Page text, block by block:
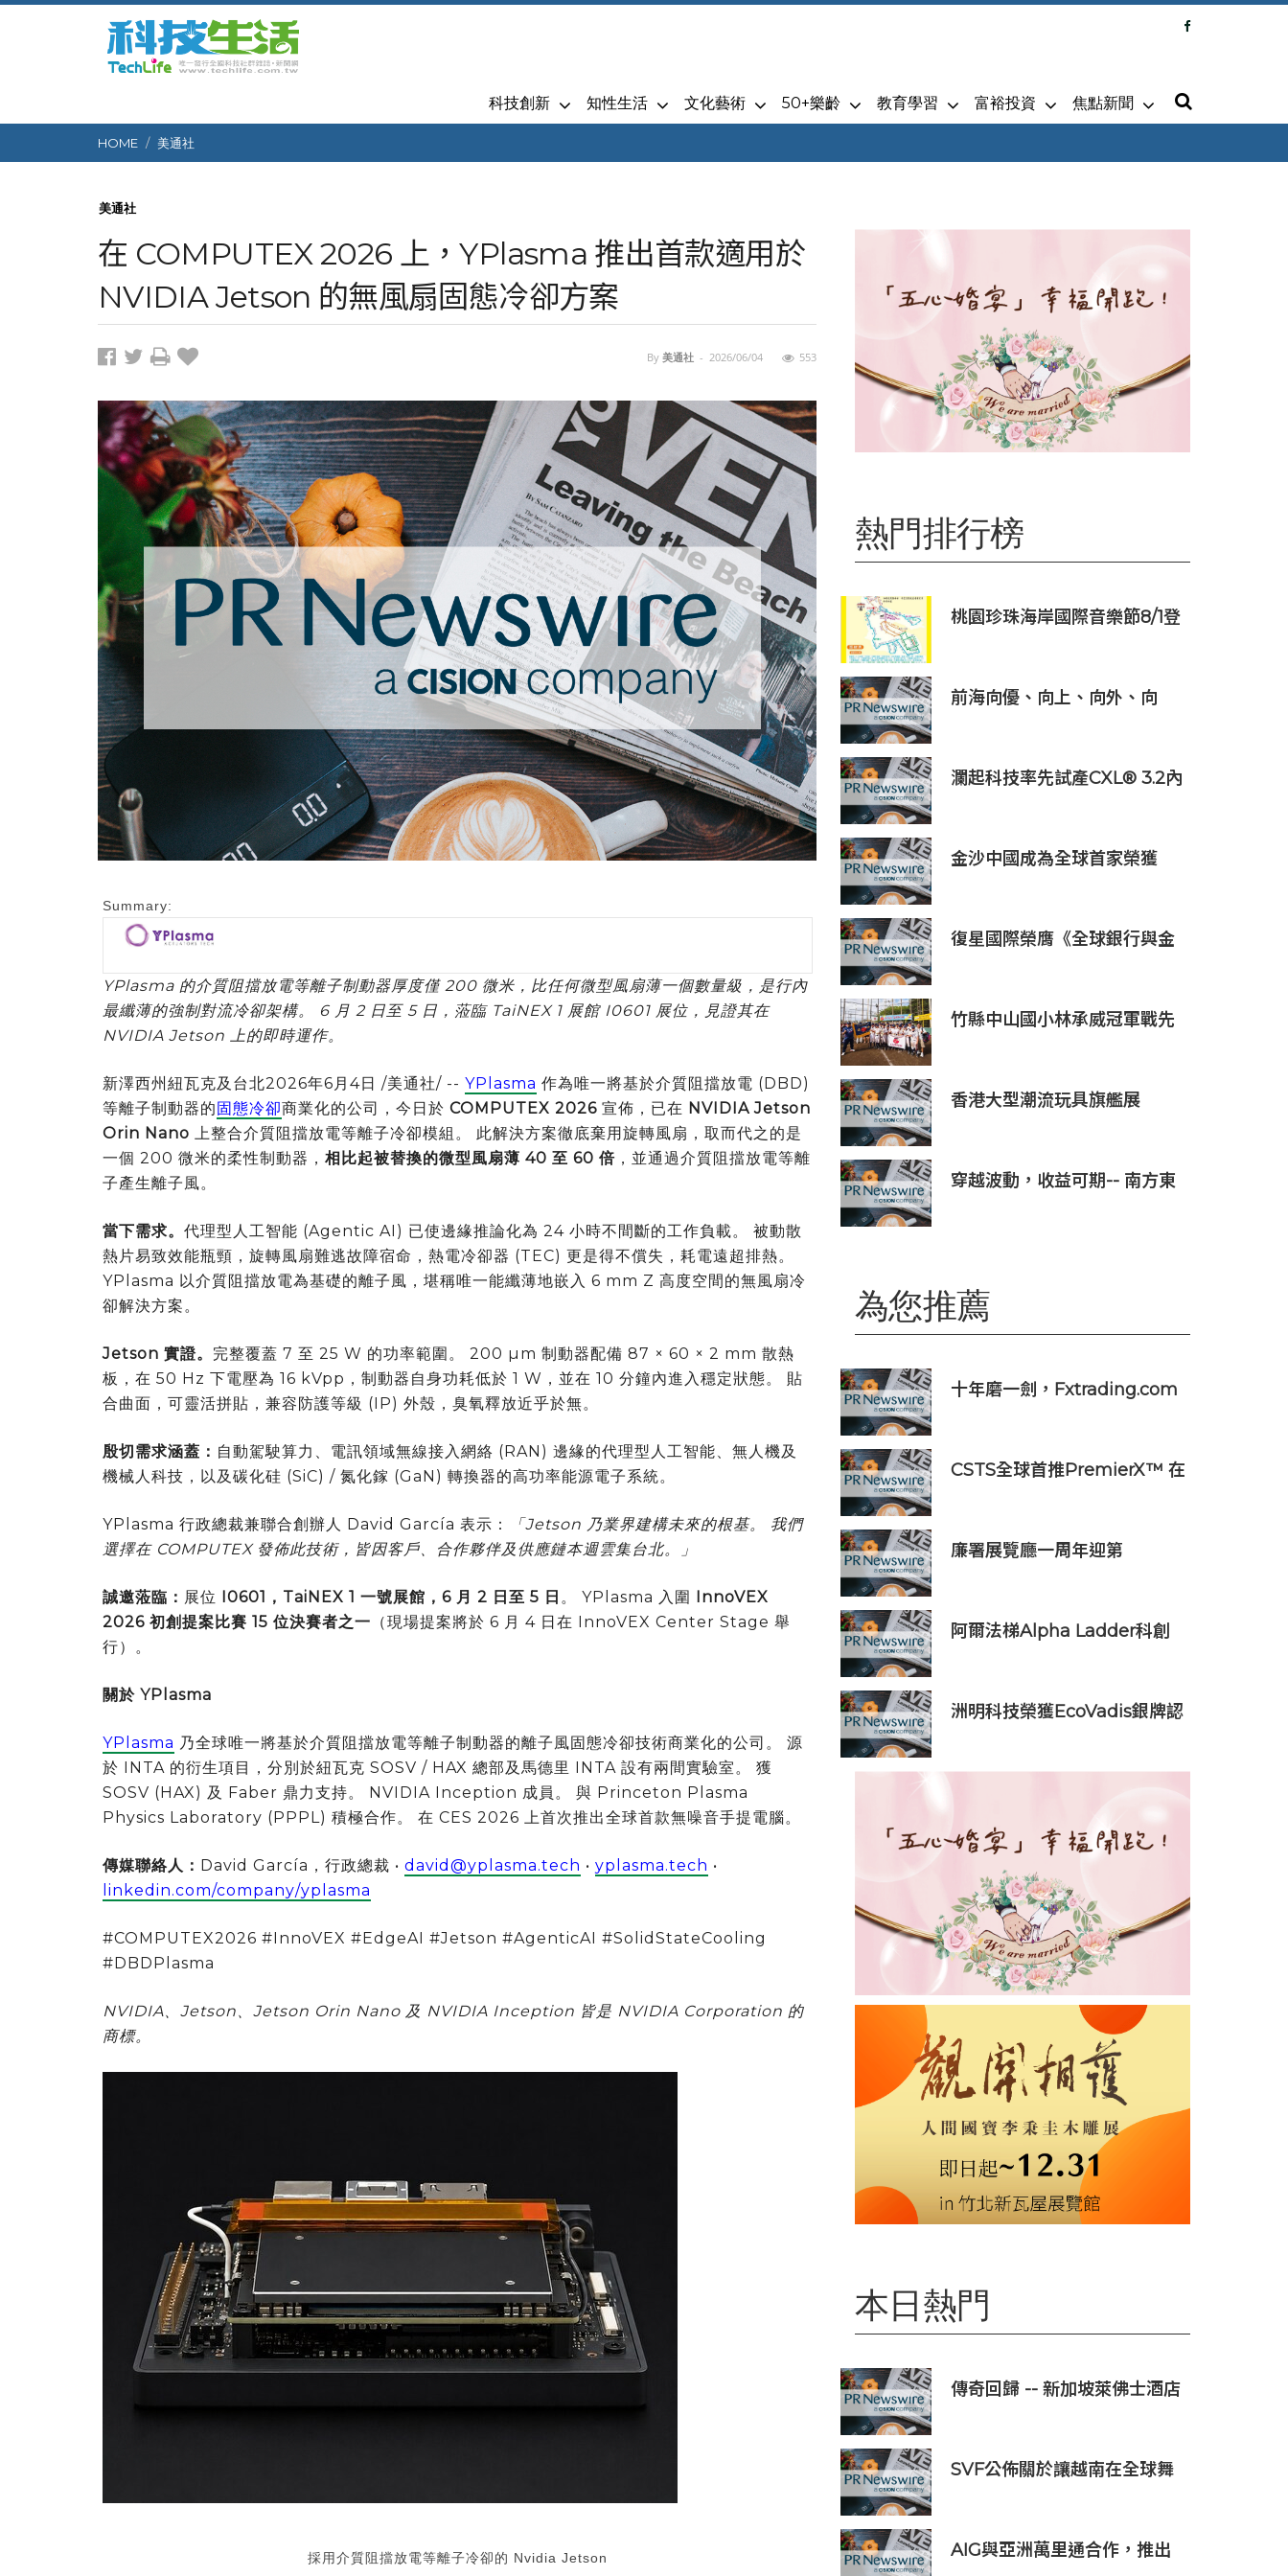
科技創新 知性生活 文化藝術 50+樂齡 教育學習 富裕投資 焦點新聞
HOME 美通社
美通社
在 COMPUTEX 2026 上，YPlasma 推出首款適用於
NVIDIA Jetson 的無風扇固態冷卻方案
By 美通社 - 2026/06/04 553
Summary:
YPlasma 的介質阻擋放電等離子制動器厚度僅 200 微米，比任何微型風扇薄一個數量級，是行內
最纖薄的強制對流冷卻架構。 6 月 2 日至 5 日，蒞臨 TaiNEX 1 展館 I0601 展位，見證其在
NVIDIA Jetson 上的即時運作。
新澤西州紐瓦克及台北2026年6月4日 /美通社/ -- YPlasma 作為唯一將基於介質阻擋放電 (DBD)
等離子制動器的固態冷卻商業化的公司，今日於 COMPUTEX 2026 宣佈，已在 NVIDIA Jetson
Orin Nano 上整合介質阻擋放電等離子冷卻模組。 此解決方案徹底棄用旋轉風扇，取而代之的是
一個 200 微米的柔性制動器， 相比起被替換的微型風扇薄 40 至 60 倍 ，並通過介質阻擋放電等離
子產生離子風。
當下需求。 代理型人工智能 (Agentic AI) 已使邊緣推論化為 24 小時不間斷的工作負載。 被動散
熱片易致效能瓶頸，旋轉風扇難逃故障宿命，熱電冷卻器 (TEC) 更是得不償失，耗電遠超排熱。
YPlasma 以介質阻擋放電為基礎的離子風，堪稱唯一能纖薄地嵌入 6 mm Z 高度空間的無風扇冷
卻解決方案。
Jetson 實證。 完整覆蓋 7 至 25 W 的功率範圍。 200 µm 制動器配備 87 × 60 × 2 mm 散熱
板，在 50 Hz 下電壓為 16 kVpp，制動器自身功耗低於 1 W，並在 10 分鐘內進入穩定狀態。 貼
合曲面，可靈活拼貼，兼容防護等級 (IP) 外殼，臭氧釋放近乎於無。
殷切需求涵蓋： 自動駕駛算力、電訊領域無線接入網絡 (RAN) 邊緣的代理型人工智能、無人機及
機械人科技，以及碳化硅 (SiC) / 氮化鎵 (GaN) 轉換器的高功率能源電子系統。
YPlasma 行政總裁兼聯合創辦人 David García 表示：
「Jetson 乃業界建構未來的根基。 我們
選擇在 COMPUTEX 發佈此技術，皆因客戶、合作夥伴及供應鏈本週雲集台北。」
誠邀蒞臨： 展位 I0601，TaiNEX 1 一號展館，6 月 2 日至 5 日 。 YPlasma 入圍 InnoVEX
2026 初創提案比賽 15 位決賽者之一 （現場提案將於 6 月 4 日在 InnoVEX Center Stage 舉
行）。
關於 YPlasma
YPlasma 乃全球唯一將基於介質阻擋放電等離子制動器的離子風固態冷卻技術商業化的公司。 源
於 INTA 的衍生項目，分別於紐瓦克 SOSV / HAX 總部及馬德里 INTA 設有兩間實驗室。 獲
SOSV (HAX) 及 Faber 鼎力支持。 NVIDIA Inception 成員。 與 Princeton Plasma
Physics Laboratory (PPPL) 積極合作。 在 CES 2026 上首次推出全球首款無噪音手提電腦。
傳媒聯絡人： David García，行政總裁 • david@yplasma.tech • yplasma.tech •
linkedin.com/company/yplasma
#COMPUTEX2026 #InnoVEX #EdgeAI #Jetson #AgenticAI #SolidStateCooling
#DBDPlasma
NVIDIA、Jetson、Jetson Orin Nano 及 NVIDIA Inception 皆是 NVIDIA Corporation 的
商標。
採用介質阻擋放電等離子冷卻的 Nvidia Jetson
熱門排行榜
桃園珍珠海岸國際音樂節8/1登
前海向優、向上、向外、向
瀾起科技率先試產CXL® 3.2內
金沙中國成為全球首家榮獲
復星國際榮膺《全球銀行與金
際權威認可
竹縣中山國小林承威冠軍戰先
香港大型潮流玩具旗艦展
穿越波動，收益可期-- 南方東
為您推薦
十年磨一劍，Fxtrading.com
CSTS全球首推PremierX™ 在
廉署展覽廳一周年迎第
阿爾法梯Alpha Ladder科創
洲明科技榮獲EcoVadis銀牌認
本日熱門
傳奇回歸 -- 新加坡萊佛士酒店
SVF公佈關於讓越南在全球舞
AIG與亞洲萬里通合作，推出